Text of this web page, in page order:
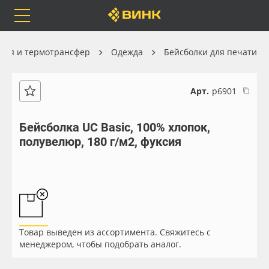
Orafol
Оплата
Рулонные материалы
Чернила
и термотрансфер Одежда Бейсболки для печати
Арт. р6901
Бейсболка UC Basic, 100% хлопок,
полувелюр, 180 г/м2, фуксия
Товар выведен из ассортимента. Свяжитесь с
менеджером, чтобы подобрать аналог.